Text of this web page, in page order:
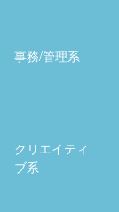
事務/管理系
クリエイティ
ブ系